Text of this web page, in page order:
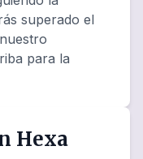
superado el
para la
Hexa